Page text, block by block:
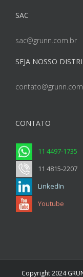
SAC
sac@grunn.com.br
SEJA NOSSO
CONTATO
11 4497-1735
11 4815-2207
LinkedIn
Youtube
Copyright 2024